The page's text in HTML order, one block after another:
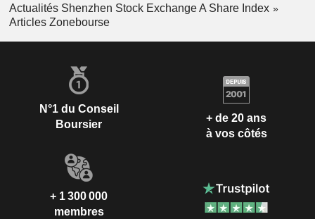
Actualités Shenzhen Stock Exchange A Share Index
Articles Zonebourse
N°1 du Conseil
Boursier
+ de 20 ans
à vos côtés
+ 1 300 000
membres